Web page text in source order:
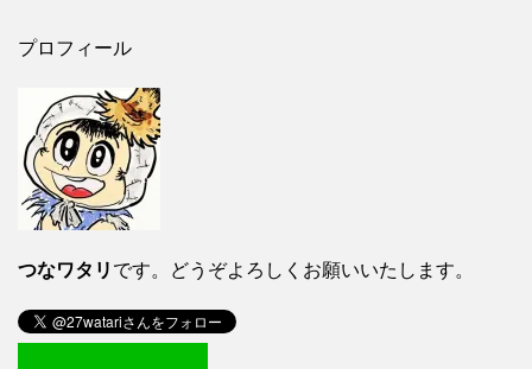
プロフィール
つなワタリ です。どうぞよろしくお願いいたします。